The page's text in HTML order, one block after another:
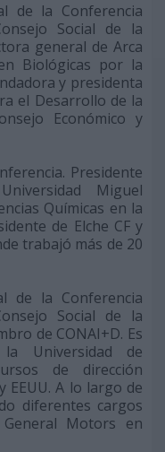
de la Conferencia
Social de la
general de Arca
Biológicas por la
y presidenta
el Desarrollo de la
Económico y
Presidente
Miguel
Químicas en la
de Elche CF y
trabajó más de 20
de la Conferencia
Social de la
de CONAI+D. Es
Universidad de
de dirección
EEUU. A lo largo de
diferentes cargos
Motors en